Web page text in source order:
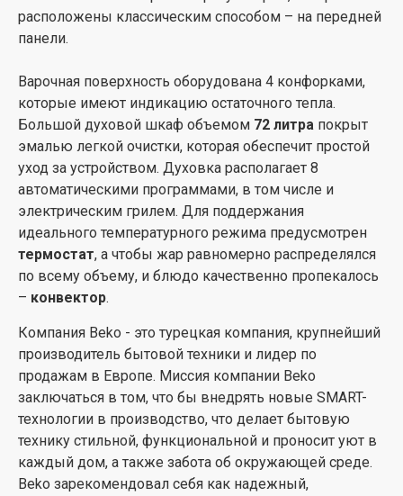
расположены классическим способом – на передней
панели.
Варочная поверхность оборудована 4 конфорками,
которые имеют индикацию остаточного тепла.
Большой духовой шкаф объемом 72 литра покрыт
эмалью легкой очистки, которая обеспечит простой
уход за устройством. Духовка располагает 8
автоматическими программами, в том числе и
электрическим грилем. Для поддержания
идеального температурного режима предусмотрен
термостат, а чтобы жар равномерно распределялся
по всему объему, и блюдо качественно пропекалось
– конвектор.
Компания Beko - это турецкая компания, крупнейший
производитель бытовой техники и лидер по
продажам в Европе. Миссия компании Beko
заключаться в том, что бы внедрять новые SMART-
технологии в производство, что делает бытовую
технику стильной, функциональной и проносит уют в
каждый дом, а также забота об окружающей среде.
Beko зарекомендовал себя как надежный,